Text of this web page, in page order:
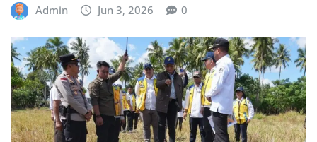
Admin Jun 3, 2026 0